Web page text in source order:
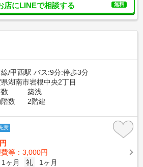
店にLINEで相談する 無料
/甲西駅 バス:9分:停歩3分
湖南市岩根中央2丁目
築浅
数
2階建
実
等：3,000円
1ヶ月 礼
1ヶ月